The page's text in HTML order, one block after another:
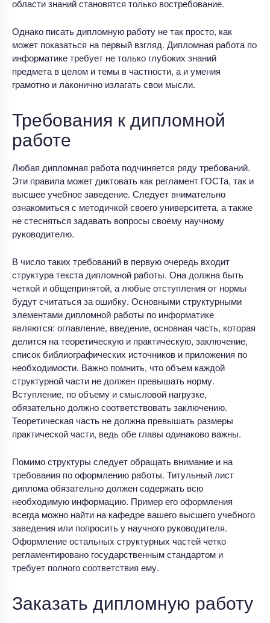
области знаний становятся только востребование.
Однако писать дипломную работу не так просто, как
может показаться на первый взгляд. Дипломная работа по
информатике требует не только глубоких знаний
предмета в целом и темы в частности, а и умения
грамотно и лаконично излагать свои мысли.
Требования к дипломной
работе
Любая дипломная работа подчиняется ряду требований.
Эти правила может диктовать как регламент ГОСТа, так и
высшее учебное заведение. Следует внимательно
ознакомиться с методичкой своего университета, а также
не стесняться задавать вопросы своему научному
руководителю.
В число таких требований в первую очередь входит
структура текста дипломной работы. Она должна быть
четкой и общепринятой, а любые отступления от нормы
будут считаться за ошибку. Основными структурными
элементами дипломной работы по информатике
являются: оглавление, введение, основная часть, которая
делится на теоретическую и практическую, заключение,
список библиографических источников и приложения по
необходимости. Важно помнить, что объем каждой
структурной части не должен превышать норму.
Вступление, по объему и смысловой нагрузке,
обязательно должно соответствовать заключению.
Теоретическая часть не должна превышать размеры
практической части, ведь обе главы одинаково важны.
Помимо структуры следует обращать внимание и на
требования по оформлению работы. Титульный лист
диплома обязательно должен содержать всю
необходимую информацию. Пример его оформления
всегда можно найти на кафедре вашего высшего учебного
заведения или попросить у научного руководителя.
Оформление остальных структурных частей четко
регламентировано государственным стандартом и
требует полного соответствия ему.
Заказать дипломную работу